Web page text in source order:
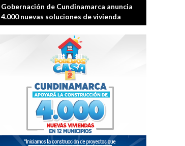
Gobernación de Cundinamarca anuncia
4.000 nuevas soluciones de vivienda